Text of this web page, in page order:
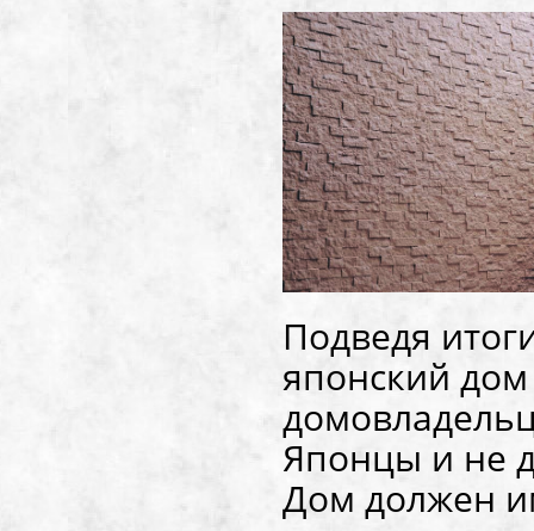
Подведя
японский
Японцы и не
Дом должен